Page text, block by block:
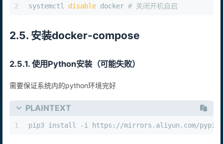
2
systemctl disable docker # 关闭开机自启
2.5. 安装docker-compose
2.5.1. 使用Python安装（可能失败）
需要保证系统内的python环境完好
PLAINTEXT
1 pip3 install -i https://mirrors.aliyun.com/pypi/